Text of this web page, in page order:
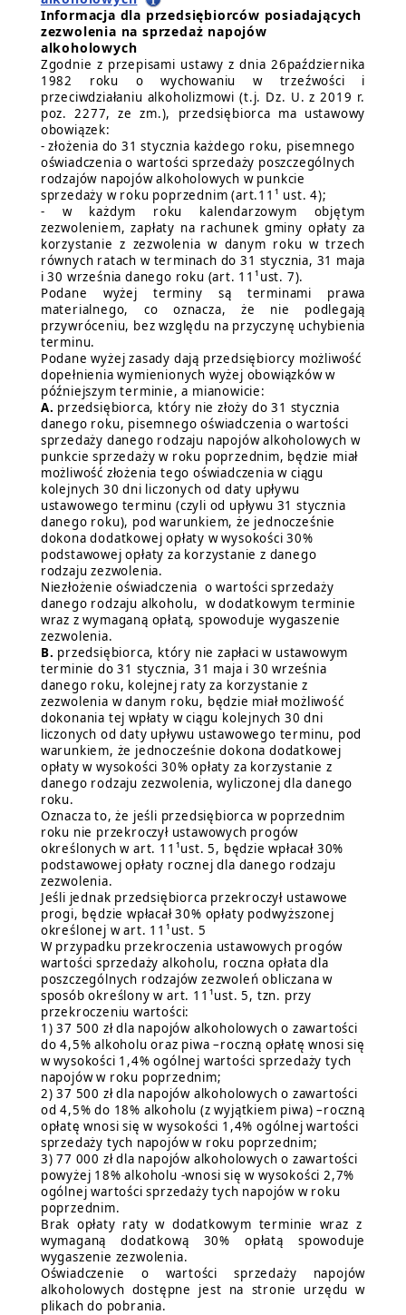
Informacja dla przedsiębiorców posiadających
zezwolenia na sprzedaż napojów
alkoholowych
Zgodnie z przepisami ustawy z dnia 26października
1982 roku o wychowaniu w trzeźwości i
przeciwdziałaniu alkoholizmowi (t.j. Dz. U. z 2019 r.
poz. 2277, ze zm.), przedsiębiorca ma ustawowy
obowiązek:
- złożenia do 31 stycznia każdego roku, pisemnego
oświadczenia o wartości sprzedaży poszczególnych
rodzajów napojów alkoholowych w punkcie
sprzedaży w roku poprzednim (art.11¹ ust. 4);
- w każdym roku kalendarzowym objętym
zezwoleniem, zapłaty na rachunek gminy opłaty za
korzystanie z zezwolenia w danym roku w trzech
równych ratach w terminach do 31 stycznia, 31 maja
i 30 września danego roku (art. 11¹ust. 7).
Podane wyżej terminy są terminami prawa
materialnego, co oznacza, że nie podlegają
przywróceniu, bez względu na przyczynę uchybienia
terminu.
Podane wyżej zasady dają przedsiębiorcy możliwość
dopełnienia wymienionych wyżej obowiązków w
późniejszym terminie, a mianowicie:
A. przedsiębiorca, który nie złoży do 31 stycznia
danego roku, pisemnego oświadczenia o wartości
sprzedaży danego rodzaju napojów alkoholowych w
punkcie sprzedaży w roku poprzednim, będzie miał
możliwość złożenia tego oświadczenia w ciągu
kolejnych 30 dni liczonych od daty upływu
ustawowego terminu (czyli od upływu 31 stycznia
danego roku), pod warunkiem, że jednocześnie
dokona dodatkowej opłaty w wysokości 30%
podstawowej opłaty za korzystanie z danego
rodzaju zezwolenia.
Niezłożenie oświadczenia o wartości sprzedaży
danego rodzaju alkoholu, w dodatkowym terminie
wraz z wymaganą opłatą, spowoduje wygaszenie
zezwolenia.
B. przedsiębiorca, który nie zapłaci w ustawowym
terminie do 31 stycznia, 31 maja i 30 września
danego roku, kolejnej raty za korzystanie z
zezwolenia w danym roku, będzie miał możliwość
dokonania tej wpłaty w ciągu kolejnych 30 dni
liczonych od daty upływu ustawowego terminu, pod
warunkiem, że jednocześnie dokona dodatkowej
opłaty w wysokości 30% opłaty za korzystanie z
danego rodzaju zezwolenia, wyliczonej dla danego
roku.
Oznacza to, że jeśli przedsiębiorca w poprzednim
roku nie przekroczył ustawowych progów
określonych w art. 11¹ust. 5, będzie wpłacał 30%
podstawowej opłaty rocznej dla danego rodzaju
zezwolenia.
Jeśli jednak przedsiębiorca przekroczył ustawowe
progi, będzie wpłacał 30% opłaty podwyższonej
określonej w art. 11¹ust. 5
W przypadku przekroczenia ustawowych progów
wartości sprzedaży alkoholu, roczna opłata dla
poszczególnych rodzajów zezwoleń obliczana w
sposób określony w art. 11¹ust. 5, tzn. przy
przekroczeniu wartości:
1) 37 500 zł dla napojów alkoholowych o zawartości
do 4,5% alkoholu oraz piwa –roczną opłatę wnosi się
w wysokości 1,4% ogólnej wartości sprzedaży tych
napojów w roku poprzednim;
2) 37 500 zł dla napojów alkoholowych o zawartości
od 4,5% do 18% alkoholu (z wyjątkiem piwa) –roczną
opłatę wnosi się w wysokości 1,4% ogólnej wartości
sprzedaży tych napojów w roku poprzednim;
3) 77 000 zł dla napojów alkoholowych o zawartości
powyżej 18% alkoholu -wnosi się w wysokości 2,7%
ogólnej wartości sprzedaży tych napojów w roku
poprzednim.
Brak opłaty raty w dodatkowym terminie wraz z
wymaganą dodatkową 30% opłatą spowoduje
wygaszenie zezwolenia.
Oświadczenie o wartości sprzedaży napojów
alkoholowych dostępne jest na stronie urzędu w
plikach do pobrania.